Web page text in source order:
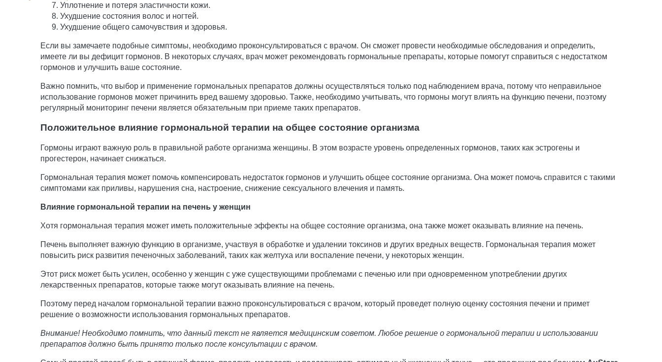
Уплотнение и потеря эластичности кожи.
Ухудшение состояния волос и ногтей.
Ухудшение общего самочувствия и здоровья.
Если вы замечаете подобные симптомы, необходимо проконсультироваться с врачом. Он сможет провести необходимые обследования и определить,
имеете ли вы дефицит гормонов. В некоторых случаях, врач может рекомендовать гормональные препараты, которые помогут справиться с недостатком
гормонов и улучшить ваше состояние.
Важно помнить, что выбор и применение гормональных препаратов должны осуществляться только под наблюдением врача, потому что неправильное
использование гормонов может причинить вред вашему здоровью. Также, необходимо учитывать, что гормоны могут влиять на функцию печени, поэтому
регулярный мониторинг печени является обязательным при приеме таких препаратов.
Положительное влияние гормональной терапии на общее состояние организма
Гормоны играют важную роль в правильной работе организма женщины. В этом возрасте уровень определенных гормонов, таких как эстрогены и
прогестерон, начинает снижаться.
Гормональная терапия может помочь компенсировать недостаток гормонов и улучшить общее состояние организма. Она может помочь справится с такими
симптомами как приливы, нарушения сна, настроение, снижение сексуального влечения и память.
Влияние гормональной терапии на печень у женщин
Хотя гормональная терапия может иметь положительные эффекты на общее состояние организма, она также может оказывать влияние на печень.
Печень выполняет важную функцию в организме, участвуя в обработке и удалении токсинов и других вредных веществ. Гормональная терапия может
повысить риск развития печеночных заболеваний, таких как желтуха или воспаление печени, у некоторых женщин.
Этот риск может быть усилен, особенно у женщин с уже существующими проблемами с печенью или при одновременном употреблении других
лекарственных препаратов, которые также могут оказывать влияние на печень.
Поэтому перед началом гормональной терапии важно проконсультироваться с врачом, который проведет полную оценку состояния печени и примет
решение о возможности использования гормональных препаратов.
Внимание! Необходимо помнить, что данный текст не является медицинским советом. Любое решение о гормональной терапии и использовании
препаратов должно быть принято только после консультации с врачом.